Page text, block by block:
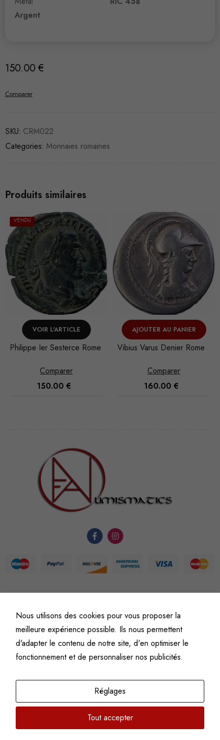
Argent
150.00 €
Comparer
SKU: CRM022
Categories: Monnaies romaines
Produits similaires
AJOUTER AU PANIER
Vibius Varus Denier Rome
Comparer
160.00€
AJOUTER AU PANIER
Auguste As Lyon
Comparer
80.00 €
©Fine art numismatics– Tous droits réservés.
Politique de confidentialité
Conditions générales de vente et d’utilisation
Mentions légales
Nous utilisons des cookies pour vous proposer la
meilleure expérience possible. Ils nous permettent
d'adapter le contenu de notre site, d'en optimiser le
fonctionnement et de personnaliser nos publicités.
Réglages
Tout accepter
nécessaires au
Statistiques
améliorer la
et la
structure du
site Web, en
l'usage qu'il